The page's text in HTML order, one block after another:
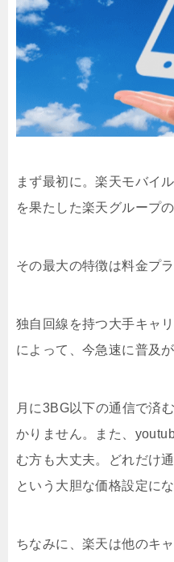
まず最初に。楽天モバイ
を果たした楽天グループ
その最大の特徴は料金プ
独自回線を持つ大手キャ
によって、今急速に普及
月に3BG以下の通信で済
かりません。また、
む方も大丈夫。どれだけ
という大胆な価格設定に
ちなみに、楽天は他のキ